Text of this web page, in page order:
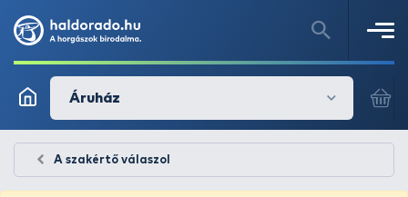
Áruház
A szakértő válaszol